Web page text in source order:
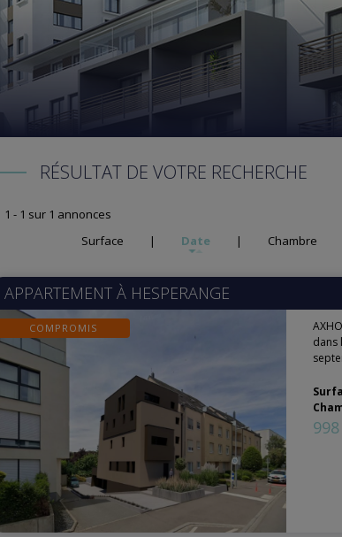
RÉSULTAT DE VOTRE RECHERCHE
1 - 1 sur 1 annonces
Surface
| Date | Chambre
APPARTEMENT À HESPERANGE
COMPROMIS
dans